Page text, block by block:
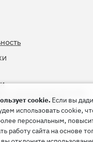
«Север»
cookie. Если вы
использовать cookie,
персональным,
работу сайта на основе